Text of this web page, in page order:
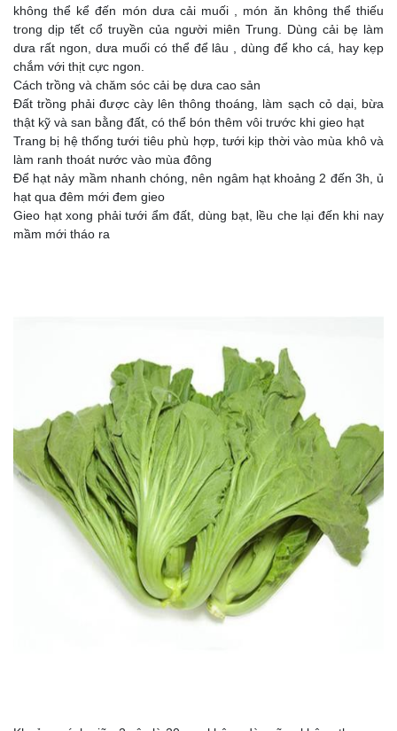
không thể kể đến món dưa cải muối , món ăn không thể thiếu
trong dịp tết cổ truyền của người miên Trung. Dùng cải bẹ làm
dưa rất ngon, dưa muối có thể để lâu , dùng để kho cá, hay kẹp
chắm với thịt cực ngon.
Cách trồng và chăm sóc cải bẹ dưa cao sản
Đất trồng phải được cày lên thông thoáng, làm sạch cỏ dại, bừa
thật kỹ và san bằng đất, có thể bón thêm vôi trước khi gieo hạt
Trang bị hệ thống tưới tiêu phù hợp, tưới kịp thời vào mùa khô và
làm ranh thoát nước vào mùa đông
Để hạt nảy mầm nhanh chóng, nên ngâm hạt khoảng 2 đến 3h, ủ
hạt qua đêm mới đem gieo
Gieo hạt xong phải tưới ẩm đất, dùng bạt, lều che lại đến khi nay
mầm mới tháo ra